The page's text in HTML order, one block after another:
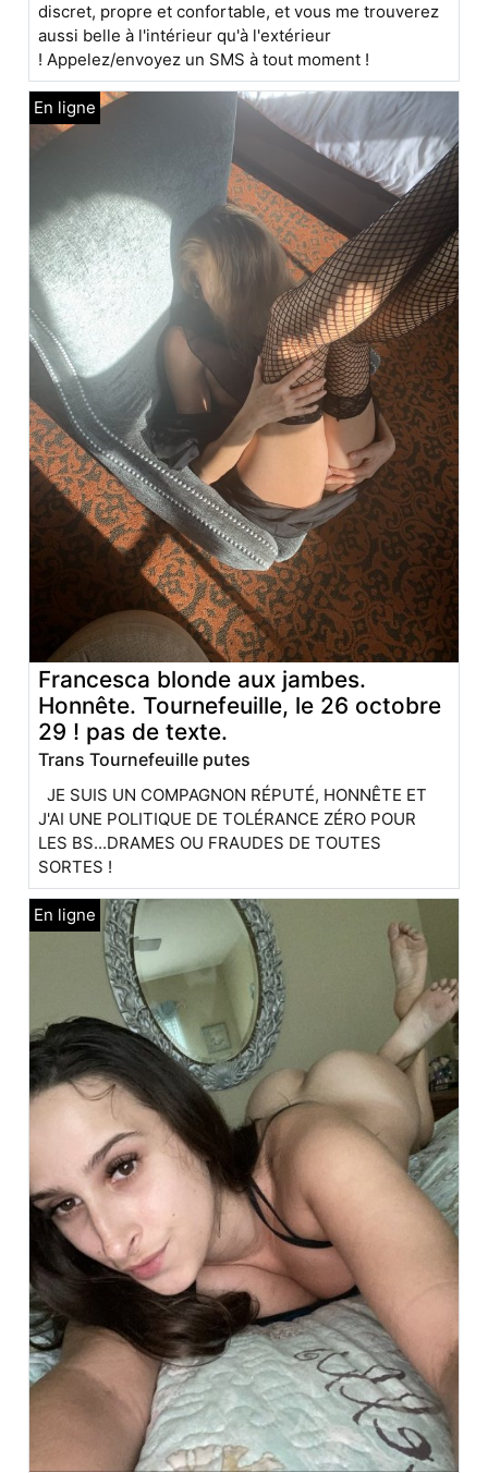
discret, propre et confortable, et vous me trouverez
aussi belle à l'intérieur qu'à l'extérieur
! Appelez/envoyez un SMS à tout moment !
Francesca blonde aux jambes.
Honnête. Tournefeuille, le 26 octobre
29 ! pas de texte.
Trans Tournefeuille putes
JE SUIS UN COMPAGNON RÉPUTÉ, HONNÊTE ET
J'AI UNE POLITIQUE DE TOLÉRANCE ZÉRO POUR
LES BS...DRAMES OU FRAUDES DE TOUTES
SORTES !